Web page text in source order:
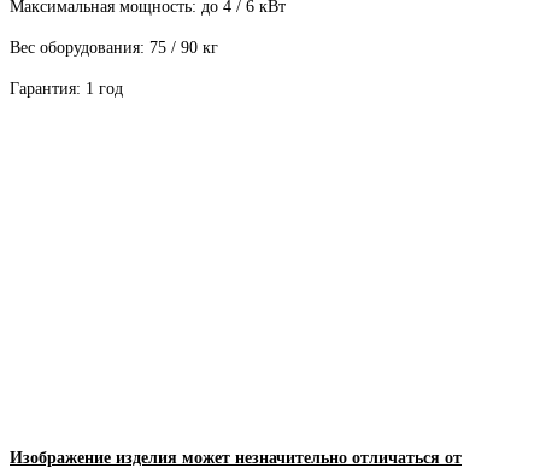
Максимальная мощность: до 4 / 6 кВт
Вес оборудования: 75 / 90 кг
Гарантия: 1 год
Изображение изделия может незначительно отличаться от